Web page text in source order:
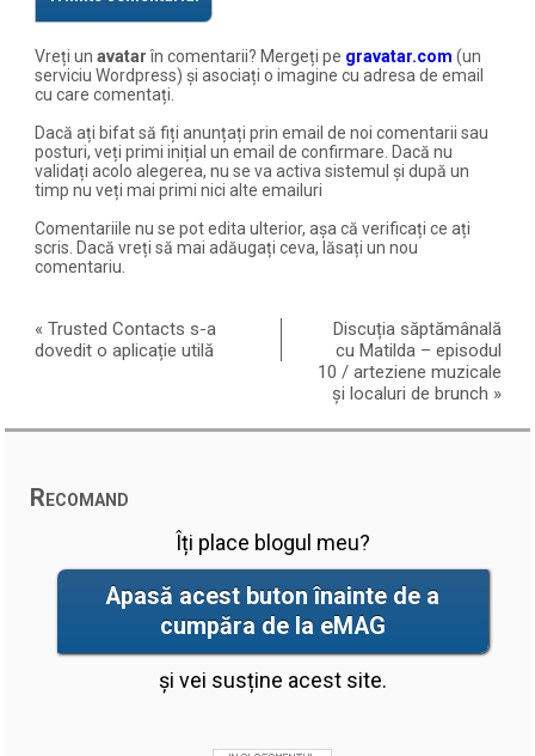
Vreți unavatarîn comentarii? Mergeți pe gravatar.com (un
serviciu Wordpress) și asociați o imagine cu adresa de email
cu care comentați.
Dacă ați bifat să fiți anunțați prin email de noi comentarii sau
posturi, veți primi inițial un email de confirmare. Dacă nu
validați acolo alegerea, nu se va activa sistemul și după un
timp nu veți mai primi nici alte emailuri
Comentariile nu se pot edita ulterior, așa că verificați ce ați
scris. Dacă vreți să mai adăugați ceva, lăsați un nou
comentariu.
«Trusted Contacts s-a
dovedit o aplicație utilă
Discuția săptămânală
cu Matilda – episodul
10 / arteziene muzicale
și localuri de brunch »
Recomand
Îți place blogul meu?
Apasă acest buton înainte de a
cumpăra de la eMAG
și vei susține acest site.